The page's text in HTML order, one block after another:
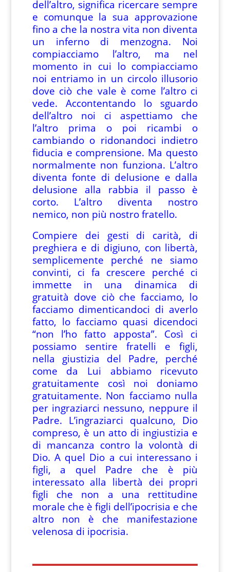
dell’altro, significa ricercare sempre
e comunque la sua approvazione
fino a che la nostra vita non diventa
un inferno di menzogna. Noi
compiacciamo l’altro, ma nel
momento in cui lo compiacciamo
noi entriamo in un circolo illusorio
dove ciò che vale è come l’altro ci
vede. Accontentando lo sguardo
dell’altro noi ci aspettiamo che
l’altro prima o poi ricambi o
cambiando o ridonandoci indietro
fiducia e comprensione. Ma questo
normalmente non funziona. L’altro
diventa fonte di delusione e dalla
delusione alla rabbia il passo è
corto. L’altro diventa nostro
nemico, non più nostro fratello.
Compiere dei gesti di carità, di
preghiera e di digiuno, con libertà,
semplicemente perché ne siamo
convinti, ci fa crescere perché ci
immette in una dinamica di
gratuità dove ciò che facciamo, lo
facciamo dimenticandoci di averlo
fatto, lo facciamo quasi dicendoci
“non l’ho fatto apposta”. Così ci
possiamo sentire fratelli e figli,
nella giustizia del Padre, perché
come da Lui abbiamo ricevuto
gratuitamente così noi doniamo
gratuitamente. Non facciamo nulla
per ingraziarci nessuno, neppure il
Padre. L’ingraziarci qualcuno, Dio
compreso, è un atto di ingiustizia e
di mancanza contro la volontà di
Dio. A quel Dio a cui interessano i
figli, a quel Padre che è più
interessato alla libertà dei propri
figli che non a una rettitudine
morale che è figli dell’ipocrisia e che
altro non è che manifestazione
velenosa di ipocrisia.